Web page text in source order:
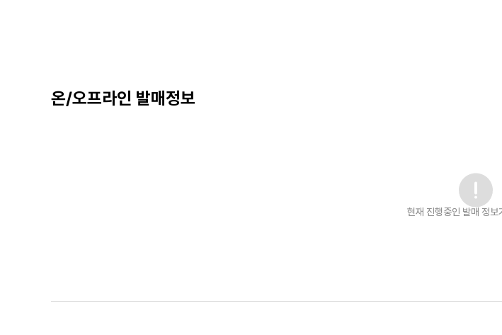
온/오프라인 발매정보
현재 진행중인 발매 정보